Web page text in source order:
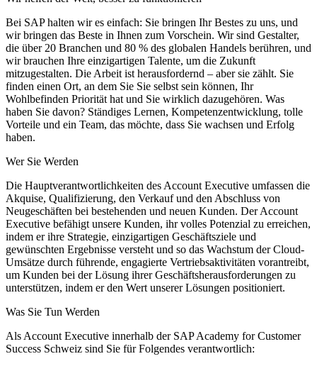
Bei SAP halten wir es einfach: Sie bringen Ihr Bestes zu uns, und
wir bringen das Beste in Ihnen zum Vorschein. Wir sind Gestalter,
die über 20 Branchen und 80 % des globalen Handels berühren, und
wir brauchen Ihre einzigartigen Talente, um die Zukunft
mitzugestalten. Die Arbeit ist herausfordernd – aber sie zählt. Sie
finden einen Ort, an dem Sie Sie selbst sein können, Ihr
Wohlbefinden Priorität hat und Sie wirklich dazugehören. Was
haben Sie davon? Ständiges Lernen, Kompetenzentwicklung, tolle
Vorteile und ein Team, das möchte, dass Sie wachsen und Erfolg
haben.
Wer Sie Werden
Die Hauptverantwortlichkeiten des Account Executive umfassen die
Akquise, Qualifizierung, den Verkauf und den Abschluss von
Neugeschäften bei bestehenden und neuen Kunden. Der Account
Executive befähigt unsere Kunden, ihr volles Potenzial zu erreichen,
indem er ihre Strategie, einzigartigen Geschäftsziele und
gewünschten Ergebnisse versteht und so das Wachstum der Cloud-
Umsätze durch führende, engagierte Vertriebsaktivitäten vorantreibt,
um Kunden bei der Lösung ihrer Geschäftsherausforderungen zu
unterstützen, indem er den Wert unserer Lösungen positioniert.
Was Sie Tun Werden
Als Account Executive innerhalb der SAP Academy for Customer
Success Schweiz sind Sie für Folgendes verantwortlich: